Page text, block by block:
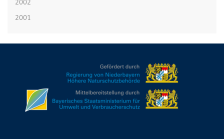
2002
2001